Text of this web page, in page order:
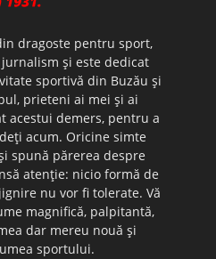
dragoste pentru sport,
şi este dedicat
sportivă din Buzău şi
prieteni ai mei şi ai
acestui demers, pentru a
acum. Oricine simte
spună părerea despre
atenţie: nicio formă de
nu vor fi tolerate. Vă
magnifică, palpitantă,
dar mereu nouă şi
sportului.